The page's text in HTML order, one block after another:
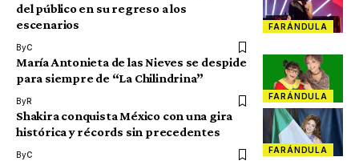
FARÁNDULA
del público en su regreso a los
escenarios
ByC
FARÁNDULA
María Antonieta de las Nieves se despide
para siempre de “La Chilindrina”
ByR
FARÁNDULA
Shakira conquista México con una gira
histórica y récords sin precedentes
ByC